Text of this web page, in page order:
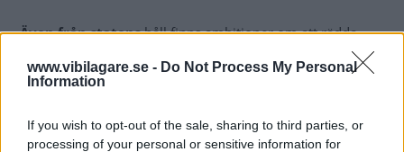
www.vibilagare.se - Do Not Process My Personal
Information
If you wish to opt-out of the sale, sharing to third parties, or
processing of your personal or sensitive information for
Även från statenshåll finns ambitioner om att rädda
etanolen och göra den billigare. Hösten 2020 fick Sverige
ettsärskilt tillstånd från EUsom gör att bränslet kommer
därefter är oklar.